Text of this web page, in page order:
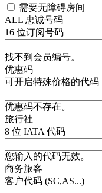
需要无障碍房间
ALL 忠诚号码
16 位订阅号码
找不到会员编号。
优惠码
可开启特殊价格的代码
优惠码不存在。
旅行社
8 位 IATA 代码
您输入的代码无效。
商务旅客
客户代码 (SC,AS...)